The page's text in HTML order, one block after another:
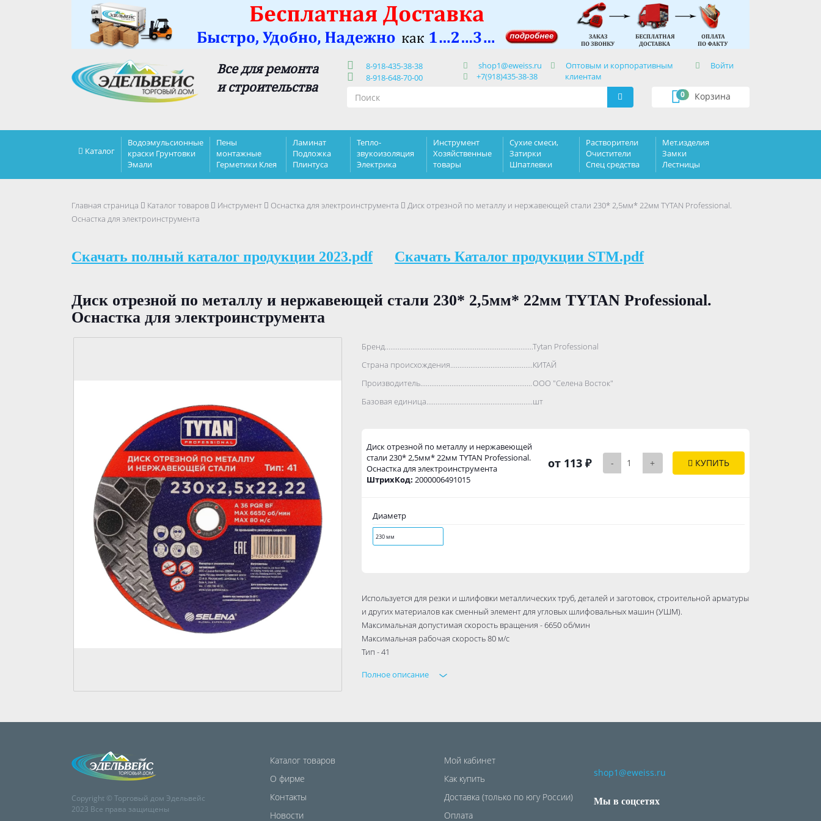
Все для ремонта
и строительства
8-918-435-38-38
8-918-648-70-00
shop1@eweiss.ru
+7(918)435-38-38
Оптовым и корпоративным
клиентам
Войти
Корзина
0
Каталог
Водоэмульсионные
краски Грунтовки
Эмали
Пены
монтажные
Герметики Клея
Ламинат
Подложка
Плинтуса
Тепло-
звукоизоляция
Электрика
Инструмент
Хозяйственные
товары
Сухие смеси,
Затирки
Шпатлевки
Растворители
Очистители
Спец средства
Мет.изделия
Замки
Лестницы
Главная страница Каталог товаров Инструмент Оснастка для электроинструмента
Диск отрезной по металлу и нержавеющей стали 230* 2,5мм* 22мм TYTAN Professional.
Оснастка для электроинструмента
Скачать полный каталог продукции 2023.pdf Скачать Каталог продукции STM.pdf
Диск отрезной по металлу и нержавеющей стали 230* 2,5мм* 22мм TYTAN Professional.
Оснастка для электроинструмента
Бренд..................................................................................Tytan Professional
Страна происхождения..................................................................................
КИТАЙ
Производитель..................................................................................ООО "Селена Восток"
Базовая единица..................................................................................
шт
Диск отрезной по металлу и нержавеющей
стали 230* 2,5мм* 22мм TYTAN Professional.
Оснастка для электроинструмента
ШтрихКод: 2000006491015
от 113 ₽ - + КУПИТЬ
Диаметр
230 мм
Используется для резки и шлифовки металлических труб, деталей и заготовок, строительной арматуры
и других материалов как сменный элемент для угловых шлифовальных машин (УШМ).
Максимальная допустимая скорость вращения - 6650 об/мин
Максимальная рабочая скорость 80 м/с
Тип - 41
Полное описание
Copyright © Торговый дом Эдельвейс
2023 Все права защищены
Каталог товаров
О фирме
Контакты
Новости
Мой кабинет
Как купить
Доставка (только по югу России)
Оплата
shop1@eweiss.ru
Мы в соцсетях